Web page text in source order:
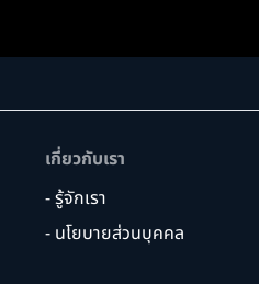
เกี่ยวกับเรา
- รู้จักเรา
- นโยบายส่วนบุคคล